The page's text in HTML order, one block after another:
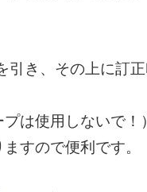
引き、その上に訂
プは使用しないで！
すので便利です。